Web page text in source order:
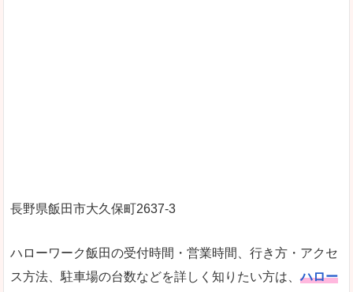
長野県飯田市大久保町2637‐3
ハローワーク飯田の受付時間・営業時間、行き方・アクセ
ス方法、駐車場の台数などを詳しく知りたい方は、ハロー